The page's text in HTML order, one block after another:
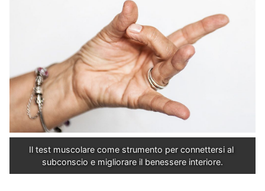
Il test muscolare come strumento per connettersi al
subconscio e migliorare il benessere interiore.